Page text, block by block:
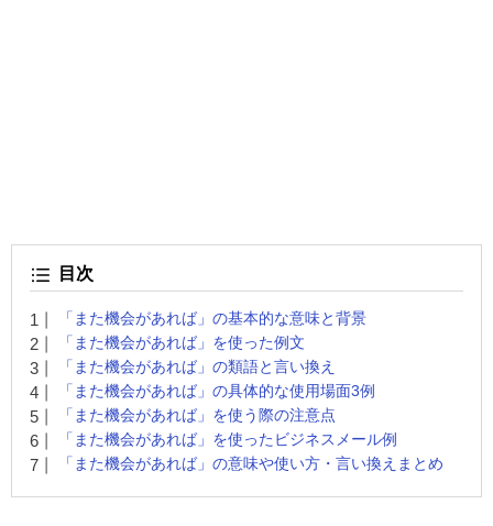
目次
「また機会があれば」の基本的な意味と背景
「また機会があれば」を使った例文
「また機会があれば」の類語と言い換え
「また機会があれば」の具体的な使用場面3例
「また機会があれば」を使う際の注意点
「また機会があれば」を使ったビジネスメール例
「また機会があれば」の意味や使い方・言い換えまとめ